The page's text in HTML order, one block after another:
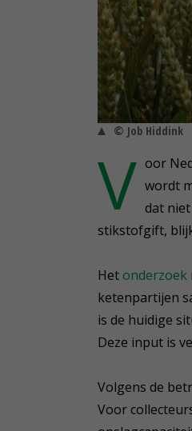
© Job Hiddink
V oor
wordt
dat
stikstofgift,
Hetonderzoek
ketenpartijen
is de huidige
Deze input is
Volgens de
Voor